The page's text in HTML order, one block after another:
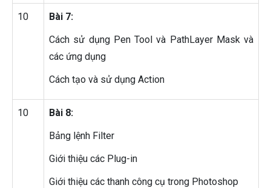
10
Bài 7:
Cách sử dụng Pen Tool và PathLayer Mask và
các ứng dụng
Cách tạo và sử dụng Action
10
Bài 8:
Bảng lệnh Filter
Giới thiệu các Plug-in
Giới thiệu các thanh công cụ trong Photoshop